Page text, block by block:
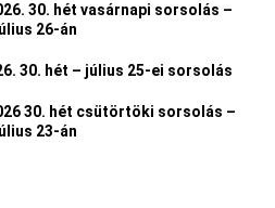
30. hét vasárnapi sorsolás –
26-án
30. hét – július 25-ei sorsolás
30. hét csütörtöki sorsolás –
23-án